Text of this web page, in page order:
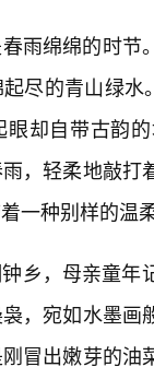
雨绵绵的时
尽的青山绿
却自带古韵
，轻柔地敲
一种别样的温
乡，母亲童
，宛如水墨
冒出嫩芽的